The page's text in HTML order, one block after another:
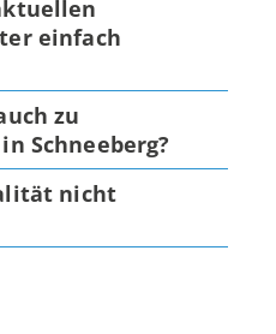
einfach
zu
Schneeberg?
nicht